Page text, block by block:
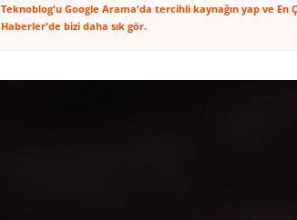
Teknoblog'u Google Arama'da tercihli kaynağın yap ve En
Haberler'de bizi daha sık gör.